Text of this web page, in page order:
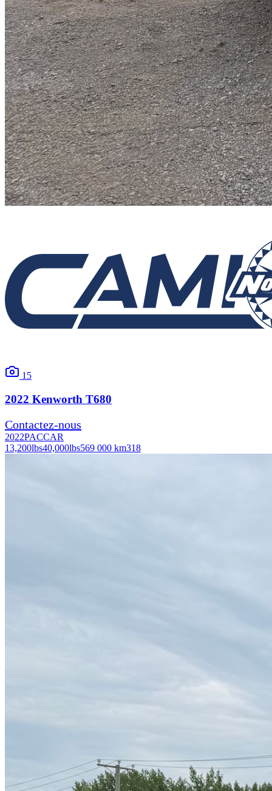
15
2022 Kenworth T680
Contactez-nous
2022PACCAR
13,200lbs40,000lbs569 000 km318